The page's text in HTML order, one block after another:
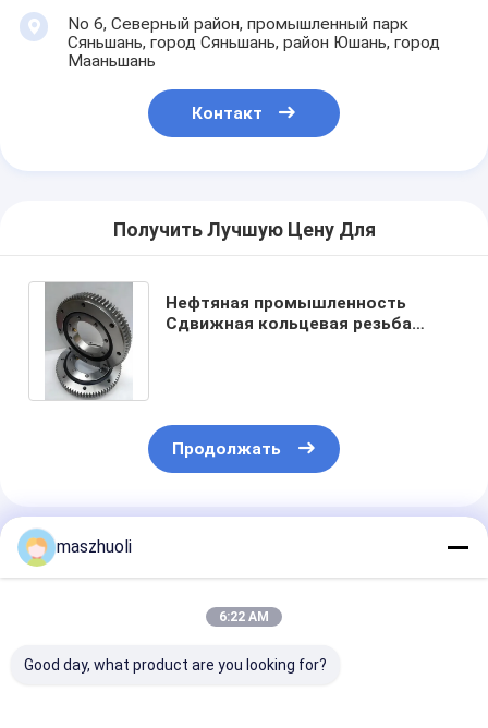
No 6, Северный район, промышленный парк
Сяньшань, город Сяньшань, район Юшань, город
Мааньшань
Контакт
Получить Лучшую Цену Для
Нефтяная промышленность
Сдвижная кольцевая резьба
Продолжать
Порекомендованные Продукты
maszhuoli
6:22 AM
Good day, what product are you looking for?